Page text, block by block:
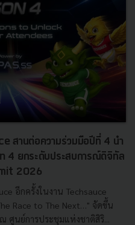
สานต่อความร่วมมือปีที่ 4 นำ
4 ยกระดับประสบการณ์ดิจิทัล
2026
อีกครั้งในงาน Techsauce
Race to The Next…" จัดขึ้น
ศูนย์การประชุมแห่งชาติสิริ...